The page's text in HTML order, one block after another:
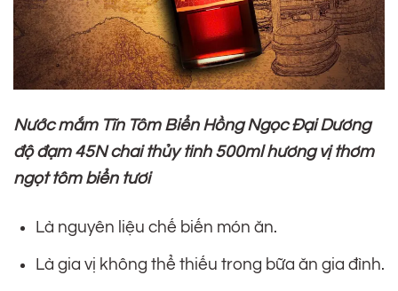
Nước mắm Tĩn Tôm Biển Hồng Ngọc Đại Dương
độ đạm 45N chai thủy tinh 500ml hương vị thơm
ngọt tôm biển tươi
Là nguyên liệu chế biến món ăn.
Là gia vị không thể thiếu trong bữa ăn gia đình.